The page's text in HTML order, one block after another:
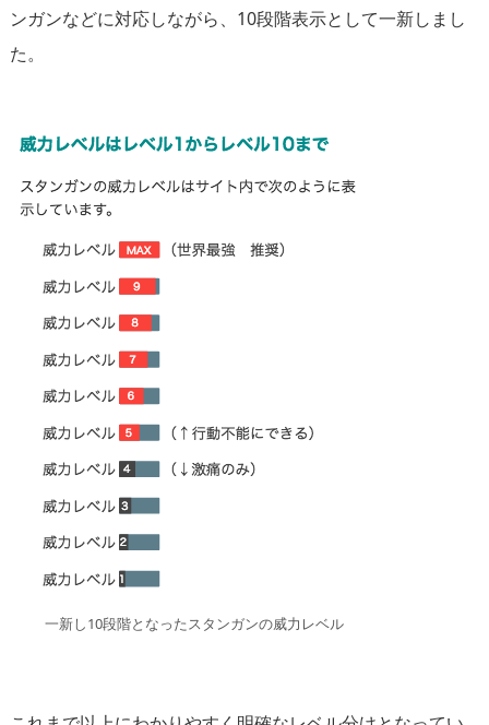
ンガンなどに対応しながら、10段階表示として一新しまし
た。
一新し10段階となったスタンガンの威力レベル